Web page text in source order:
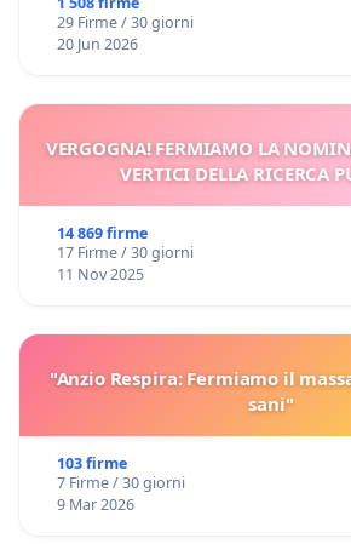
29 Firme / 30 giorni
20 Jun 2026
VERGOGNA! FERMIAMO LA
VERTICI DELLA RICERCA
14 869 firme
17 Firme / 30 giorni
11 Nov 2025
"Anzio Respira: Fermiamo il
sani"
103 firme
7 Firme / 30 giorni
9 Mar 2026